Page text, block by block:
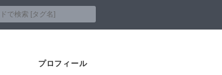
プロフィール